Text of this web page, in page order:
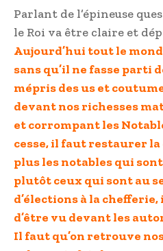
Parlant de l’épineuse
le Roi va être claire et
Aujourd’hui tout le
sans qu’il ne fasse parti
mépris des us et
devant nos richesses
et corrompant les
cesse, il faut restaurer
plus les notables qui
plutôt ceux qui sont au
d’élections à la
d’être vu devant les
Il faut qu’on retrouve